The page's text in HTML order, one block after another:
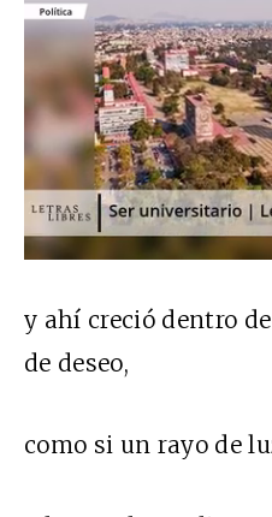
y ahí creció dentro
de deseo,
como si un rayo de